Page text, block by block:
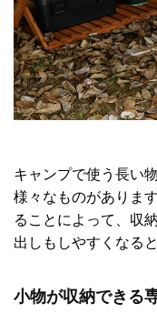
キャンプで使う長い
様々なものがありま
ることによって、収
出しもしやすくなる
小物が収納できる